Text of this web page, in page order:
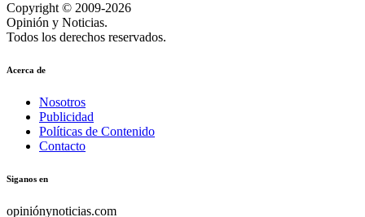
Copyright © 2009-2026
Opinión y Noticias.
Todos los derechos reservados.
Acerca de
Nosotros
Publicidad
Políticas de Contenido
Contacto
Siganos en
opiniónynoticias.com